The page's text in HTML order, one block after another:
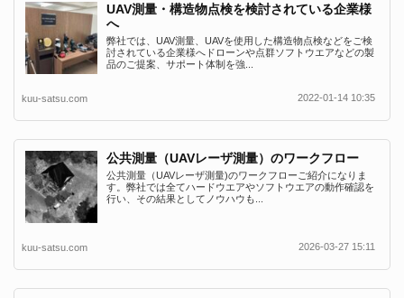
UAV測量・構造物点検を検討されている企業様
へ
弊社では、UAV測量、UAVを使用した構造物点検などをご検
討されている企業様へドローンや点群ソフトウエアなどの製
品のご提案、サポート体制を強...
kuu-satsu.com 2022-01-14 10:35
公共測量（UAVレーザ測量）のワークフロー
公共測量（UAVレーザ測量)のワークフローご紹介になりま
す。弊社では全てハードウエアやソフトウエアの動作確認を
行い、その結果としてノウハウも...
kuu-satsu.com 2026-03-27 15:11